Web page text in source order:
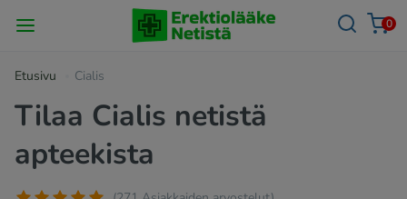
0
Etusivu Cialis
Tilaa Cialis netistä
apteekista